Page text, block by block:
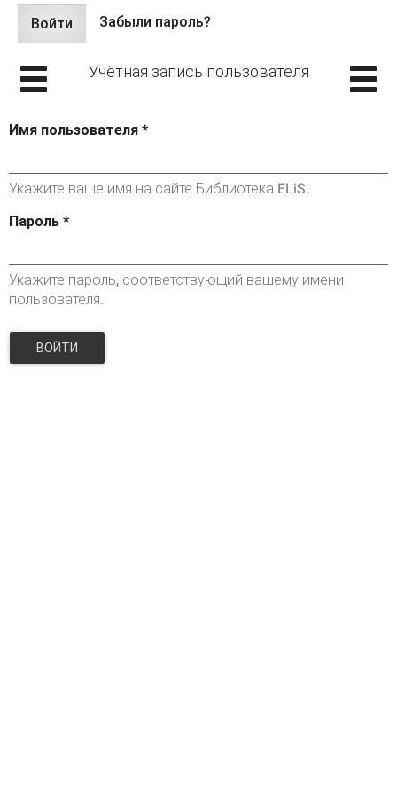
Главные вкладки
Войти (активная
вкладка)
Забыли пароль?
Учётная запись пользователя
Имя пользователя *
Укажите ваше имя на сайте Библиотека ELiS.
Пароль *
Укажите пароль, соответствующий вашему имени
пользователя.
ВОЙТИ